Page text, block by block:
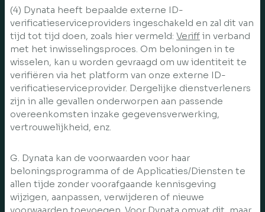
(4) Dynata heeft bepaalde externe ID-
verificatieserviceproviders ingeschakeld en zal dit van
tijd tot tijd doen, zoals hier vermeld: Veriff in verband
met het inwisselingsproces. Om beloningen in te
wisselen, kan u worden gevraagd om uw identiteit te
verifiëren via het platform van onze externe ID-
verificatieserviceprovider. Dergelijke dienstverleners
zijn in alle gevallen onderworpen aan passende
overeenkomsten inzake gegevensverwerking,
vertrouwelijkheid, enz.
G. Dynata kan de voorwaarden voor haar
beloningsprogramma of de Applicaties/Diensten te
allen tijde zonder voorafgaande kennisgeving
wijzigen, aanpassen, verwijderen of nieuwe